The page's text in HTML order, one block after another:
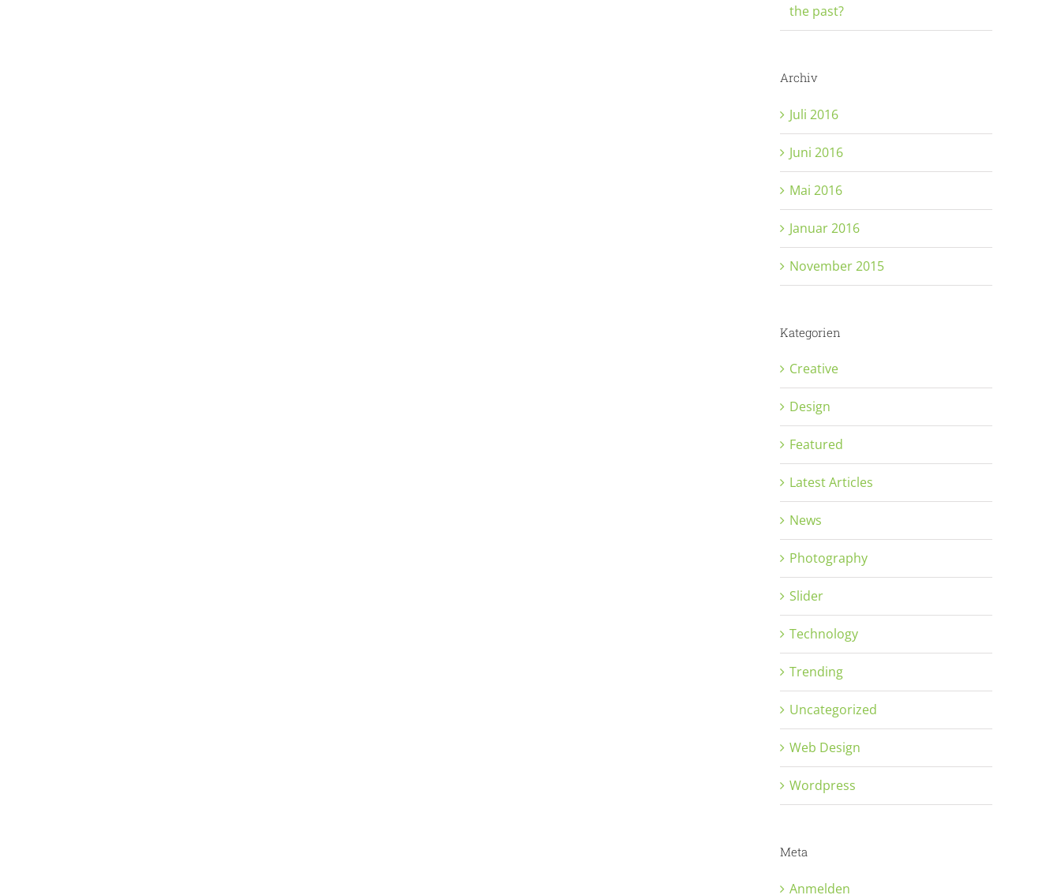
the past?
Archiv
Juli 2016
Juni 2016
Mai 2016
Januar 2016
November 2015
Kategorien
Creative
Design
Featured
Latest Articles
News
Photography
Slider
Technology
Trending
Uncategorized
Web Design
Wordpress
Meta
Anmelden